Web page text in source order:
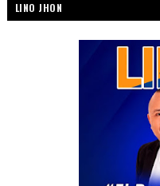
LINO JHON